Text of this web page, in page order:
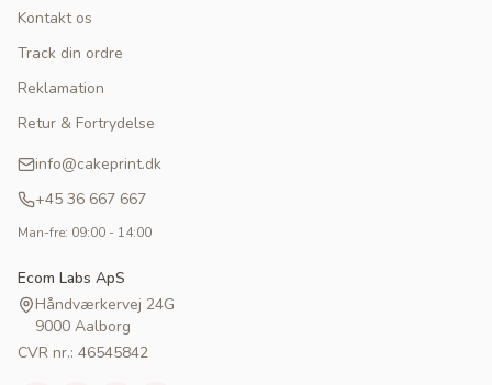
Kontakt os
Track din ordre
Reklamation
Retur & Fortrydelse
info@cakeprint.dk
+45 36 667 667
Man-fre: 09:00 - 14:00
Ecom Labs ApS
Håndværkervej 24G
9000 Aalborg
CVR nr.: 46545842